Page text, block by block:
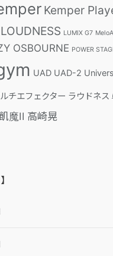
Kemper
LOUDNESS LUMIX G7
OSBOURNE POWER
UAD UAD-2
チエフェクター ラウドネス
魔II 高崎晃